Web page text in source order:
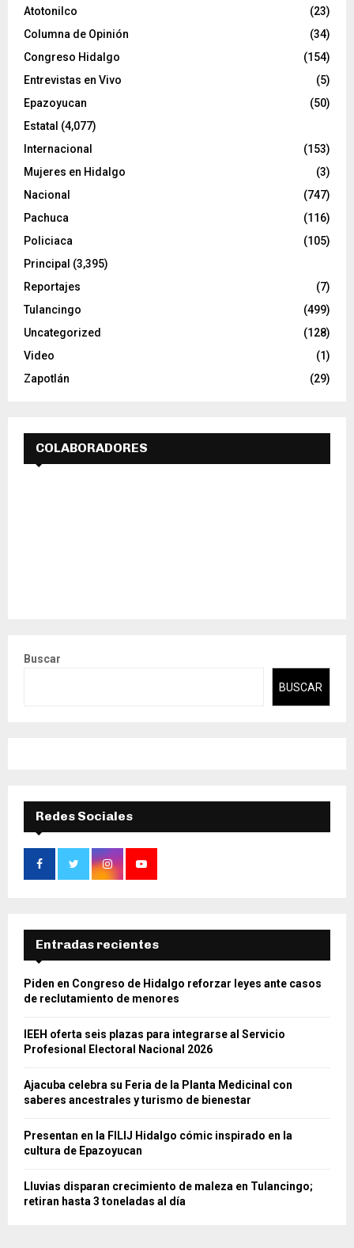
o
Atotonilco
(23)
Columna de Opinión
(34)
Congreso Hidalgo
(154)
Entrevistas en Vivo
(5)
Epazoyucan
(50)
Estatal (4,077)
Internacional
(153)
Mujeres en Hidalgo
(3)
Nacional
(747)
Pachuca
(116)
Policiaca
(105)
Principal (3,395)
Reportajes
(7)
Tulancingo
(499)
Uncategorized
(128)
Video
(1)
Zapotlán
(29)
COLABORADORES
Buscar
BUSCAR
Redes Sociales
Entradas recientes
Piden en Congreso de Hidalgo reforzar leyes ante casos
de reclutamiento de menores
IEEH oferta seis plazas para integrarse al Servicio
Profesional Electoral Nacional 2026
Ajacuba celebra su Feria de la Planta Medicinal con
saberes ancestrales y turismo de bienestar
Presentan en la FILIJ Hidalgo cómic inspirado en la
cultura de Epazoyucan
Lluvias disparan crecimiento de maleza en Tulancingo;
retiran hasta 3 toneladas al día